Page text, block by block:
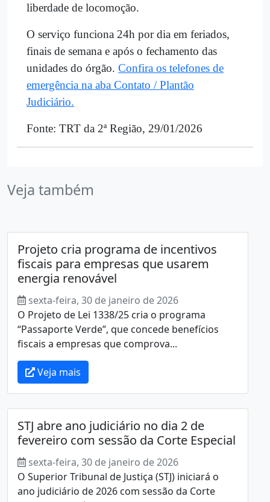
liberdade de locomoção.
O serviço funciona 24h por dia em feriados,
finais de semana e após o fechamento das
unidades do órgão. Confira os telefones de
emergência na aba Contato / Plantão
Judiciário.
Fonte: TRT da 2ª Região, 29/01/2026
Veja também
Projeto cria programa de incentivos
fiscais para empresas que usarem
energia renovável
sexta-feira, 30 de janeiro de 2026
O Projeto de Lei 1338/25 cria o programa
“Passaporte Verde”, que concede benefícios
fiscais a empresas que comprova...
Veja mais
STJ abre ano judiciário no dia 2 de
fevereiro com sessão da Corte Especial
sexta-feira, 30 de janeiro de 2026
O Superior Tribunal de Justiça (STJ) iniciará o
ano judiciário de 2026 com sessão da Corte